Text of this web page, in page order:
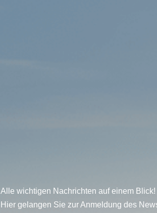
Alle wichtigen Nachrichten auf einem Blick!
Hier gelangen Sie zur Anmeldung des